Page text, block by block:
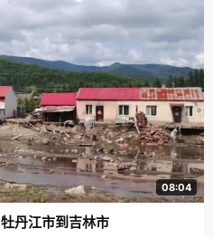
08:04
2023东北行11：继续在路上 牡丹江市到吉林市